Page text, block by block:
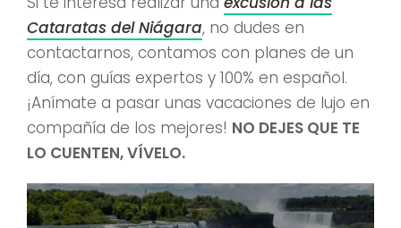
Cataratas del Niágara, no dudes en
contactarnos, contamos con planes de un
día, con guías expertos y 100% en español.
¡Anímate a pasar unas vacaciones de lujo en
compañía de los mejores! NO DEJES QUE TE
LO CUENTEN, VÍVELO.